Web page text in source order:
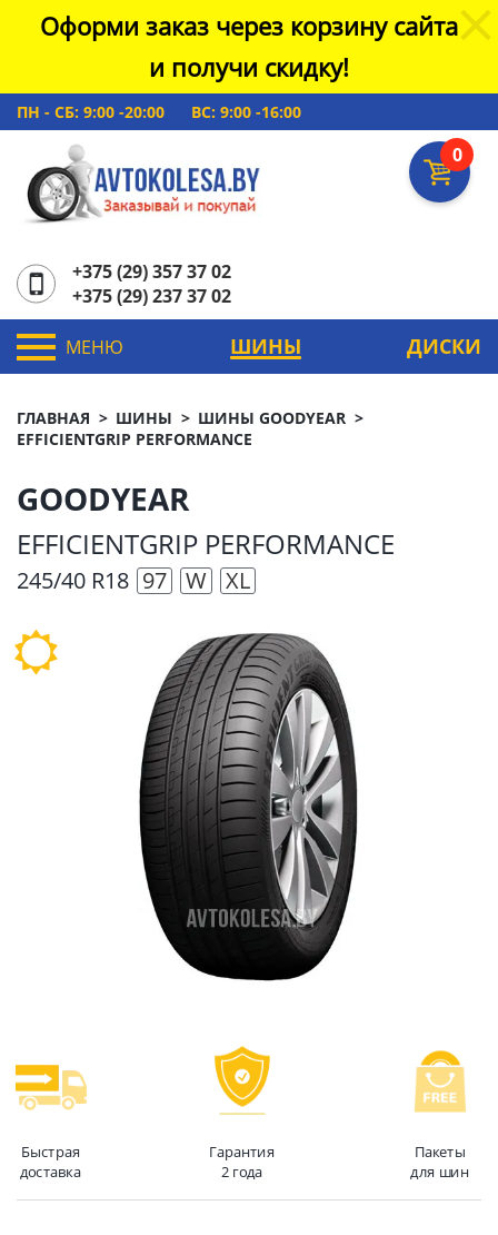
Оформи заказ через корзину сайта
и получи скидку!
ПН - СБ: 9:00 -20:00 ВС: 9:00 -16:00
0
+375 (29) 357 37 02
+375 (29) 237 37 02
МЕНЮ ШИНЫ ДИСКИ
ГЛАВНАЯ ШИНЫ
ШИНЫ GOODYEAR
EFFICIENTGRIP PERFORMANCE
GOODYEAR
EFFICIENTGRIP PERFORMANCE
245/40 R18 97 W XL
Быстрая
доставка
Гарантия
2 года
Пакеты
для шин